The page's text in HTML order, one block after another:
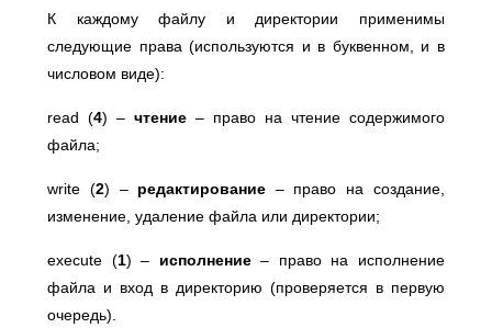
К каждому файлу и директории применимы
следующие права (используются и в буквенном, и в
числовом виде):
read (4) –чтение – право на чтение содержимого
файла;
write (2) – редактирование – право на создание,
изменение, удаление файла или директории;
execute (1) – исполнение– право на исполнение
файла и вход в директорию (проверяется в первую
очередь).